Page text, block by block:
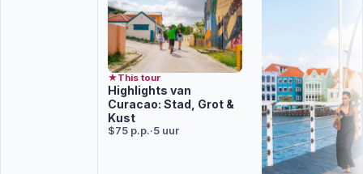
★This tour
Highlights van
Curacao: Stad, Grot &
Kust
$75 p.p.·5 uur